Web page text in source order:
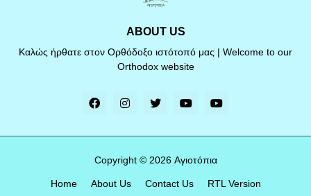
ABOUT US
Καλώς ήρθατε στον Ορθόδοξο ιστότοπό μας | Welcome to our
Orthodox website
Copyright © 2026 Αγιοτόπια
Home About Us Contact Us RTL Version